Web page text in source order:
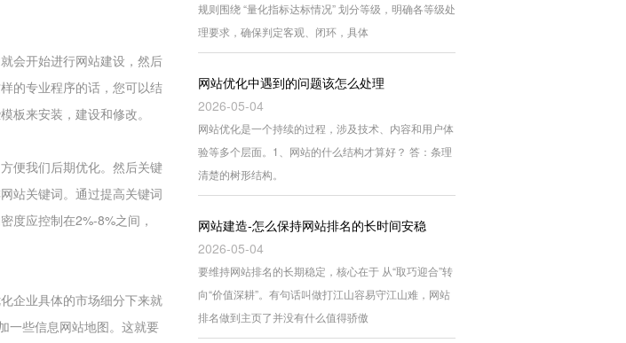
会开始进行网站建设，然后
的专业程序的话，您可以结
板来安装，建设和修改。
便我们后期优化。然后关键
站关键词。通过提高关键词
度应控制在2%-8%之间，
企业具体的市场细分下来就
一些信息网站地图。这就要
规则围绕 “量化指标达标情况” 划分等级，明确各等级处
理要求，确保判定客观、闭环，具体
网站优化中遇到的问题该怎么处理
2026-05-04
网站优化是一个持续的过程，涉及技术、内容和用户体
验等多个层面。1、网站的什么结构才算好？ 答：条理
清楚的树形结构。
网站建造-怎么保持网站排名的长时间安稳
2026-05-04
要维持网站排名的长期稳定，核心在于 从“取巧迎合”转
向“价值深耕”。有句话叫做打江山容易守江山难，网站
排名做到主页了并没有什么值得骄傲